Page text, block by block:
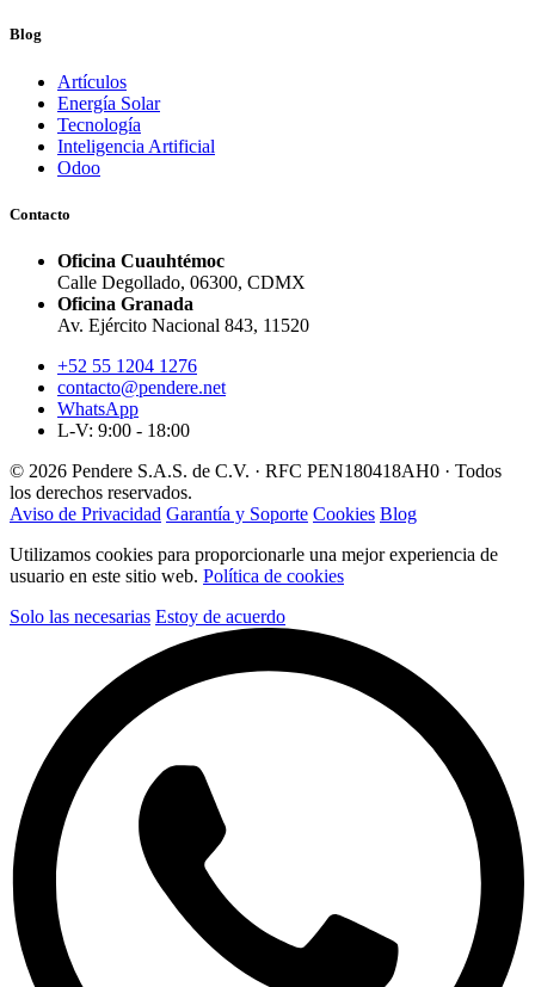
Blog
Artículos
Energía Solar
Tecnología
Inteligencia Artificial
Odoo
Contacto
Oficina Cuauhtémoc
Calle Degollado, 06300, CDMX
Oficina Granada
Av. Ejército Nacional 843, 11520
+52 55 1204 1276
contacto@pendere.net
WhatsApp
L-V: 9:00 - 18:00
© 2026 Pendere S.A.S. de C.V. · RFC PEN180418AH0 · Todos
los derechos reservados.
Aviso de Privacidad Garantía y Soporte Cookies Blog
Utilizamos cookies para proporcionarle una mejor experiencia de
usuario en este sitio web. Política de cookies
Solo las necesarias Estoy de acuerdo